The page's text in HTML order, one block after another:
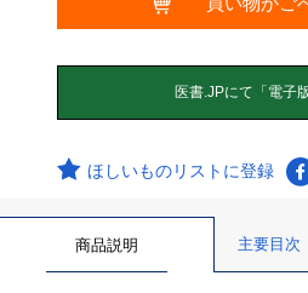
ほしいものリストに登録
商品説明 主要目次